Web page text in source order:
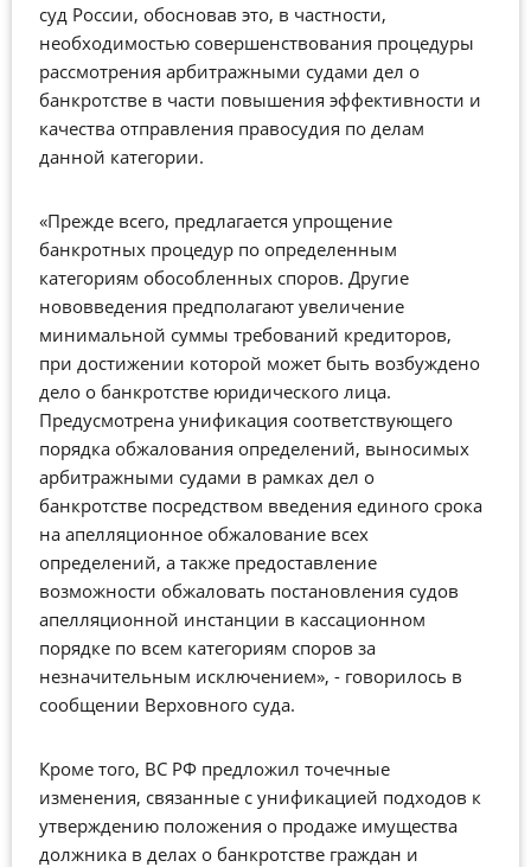
суд России, обосновав это, в частности,
необходимостью совершенствования процедуры
рассмотрения арбитражными судами дел о
банкротстве в части повышения эффективности и
качества отправления правосудия по делам
данной категории.
«Прежде всего, предлагается упрощение
банкротных процедур по определенным
категориям обособленных споров. Другие
нововведения предполагают увеличение
минимальной суммы требований кредиторов,
при достижении которой может быть возбуждено
дело о банкротстве юридического лица.
Предусмотрена унификация соответствующего
порядка обжалования определений, выносимых
арбитражными судами в рамках дел о
банкротстве посредством введения единого срока
на апелляционное обжалование всех
определений, а также предоставление
возможности обжаловать постановления судов
апелляционной инстанции в кассационном
порядке по всем категориям споров за
незначительным исключением», - говорилось в
сообщении Верховного суда.
Кроме того, ВС РФ предложил точечные
изменения, связанные с унификацией подходов к
утверждению положения о продаже имущества
должника в делах о банкротстве граждан и